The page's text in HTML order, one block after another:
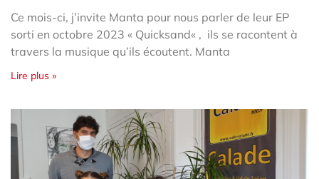
Ce mois-ci, j’invite Manta pour nous parler de leur EP
sorti en octobre 2023 « Quicksand« , ils se racontent à
travers la musique qu’ils écoutent. Manta
Lire plus »